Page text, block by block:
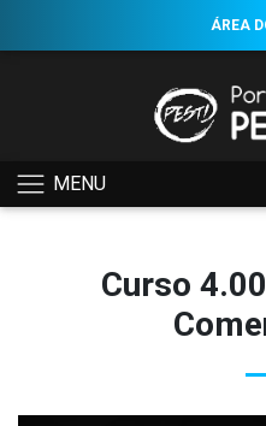
ÁREA
MENU
Curso